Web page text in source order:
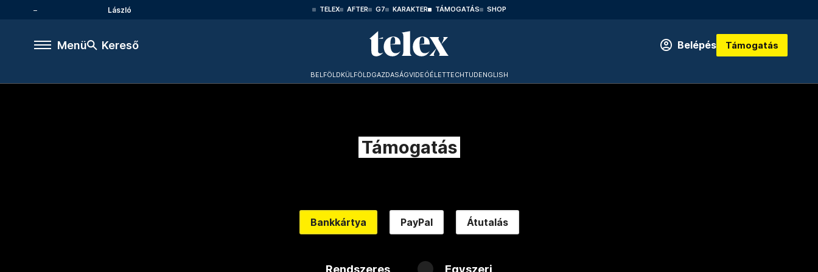
László TELEX AFTER G7 KARAKTER TÁMOGATÁS SHOP
Menü Kereső Belépés Támogatás
BELFÖLDKÜLFÖLDGAZDASÁGVIDEÓÉLETTECHTUDENGLISH
Támogatás
Bankkártya PayPal Átutalás
Rendszeres Egyszeri